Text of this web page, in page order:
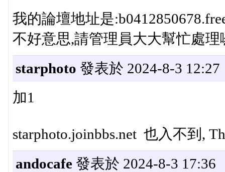
我的論壇地址是
不好意思,請管理員大大幫忙處理
starphoto 發表於 2024-8-3 12:27
加1
starphoto.joinbbs.net 也入不到,
andocafe發表於 2024-8-3 17:36